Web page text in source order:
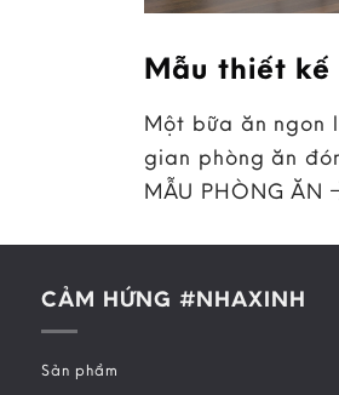
Mẫu thiết
Một bữa ăn ngon
gian phòng ăn
MẪU PHÒNG ĂN
CẢM HỨNG #NHAXINH
Sản phẩm